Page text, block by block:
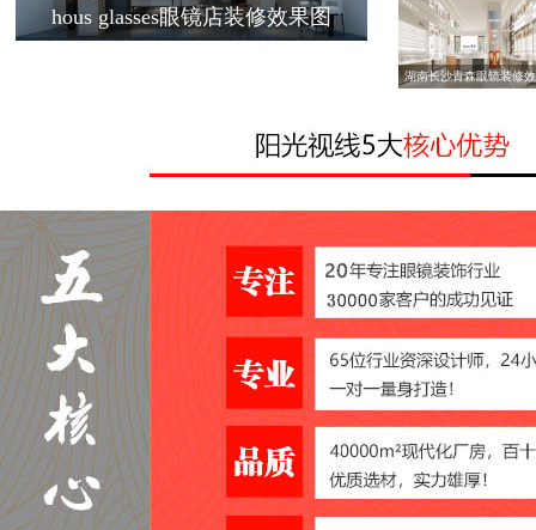
hous glasses眼镜店装修效果图
湖南长沙青森眼镜装修